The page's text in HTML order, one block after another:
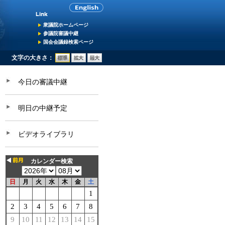
衆議院ホームページ
参議院審議中継
国会会議録検索ページ
文字の大きさ：
今日の審議中継
明日の中継予定
ビデオライブラリ
カレンダー検索
日 月 火 水 木 金 土
1
2
3 4 5 6 7
8
9
10 11 12 13 14
15